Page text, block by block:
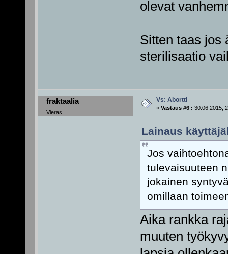
olevat
Sitten taas jos
sterilisaatio
fraktaalia
Vieras
Vs: Abortti
« Vastaus #6 : 30.06.2015,
Lainaus
Jos
tulevaisuuteen
jokainen
omillaan
Aika rankka
muuten